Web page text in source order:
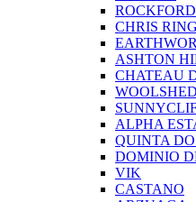
ROCKFORD
CHRIS
ASHTON
CHATEAU
WOOLSHED
ALPHA
QUINTA DO
DOMINIO
VIK
CASTANO